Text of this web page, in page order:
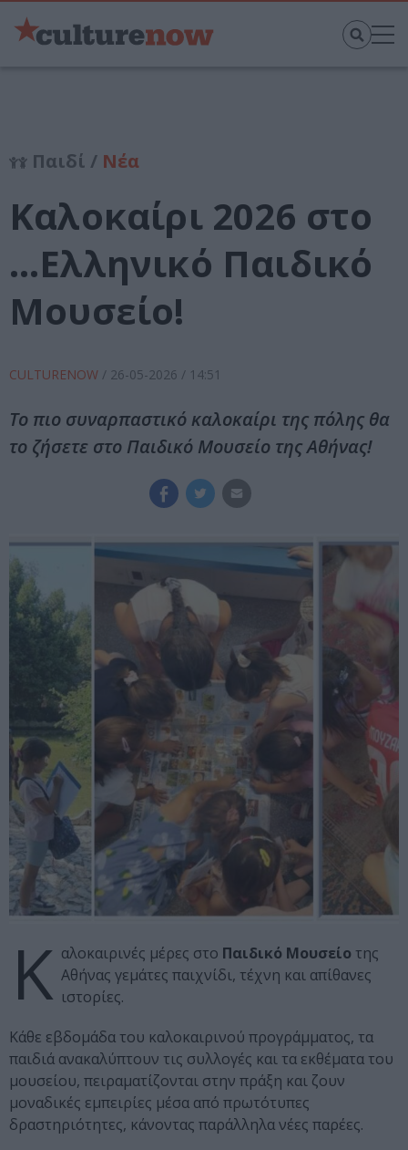
Παιδί / Νέα
Καλοκαίρι 2026 στο
…Ελληνικό Παιδικό
Μουσείο!
CULTURENOW / 26-05-2026 / 14:51
Το πιο συναρπαστικό καλοκαίρι της πόλης θα
το ζήσετε στο Παιδικό Μουσείο της Αθήνας!
Κ αλοκαιρινές μέρες στο Παιδικό Μουσείο της
Αθήνας γεμάτες παιχνίδι, τέχνη και απίθανες
ιστορίες.
Κάθε εβδομάδα του καλοκαιρινού προγράμματος, τα
παιδιά ανακαλύπτουν τις συλλογές και τα εκθέματα του
μουσείου, πειραματίζονται στην πράξη και ζουν
μοναδικές εμπειρίες μέσα από πρωτότυπες
δραστηριότητες, κάνοντας παράλληλα νέες παρέες.